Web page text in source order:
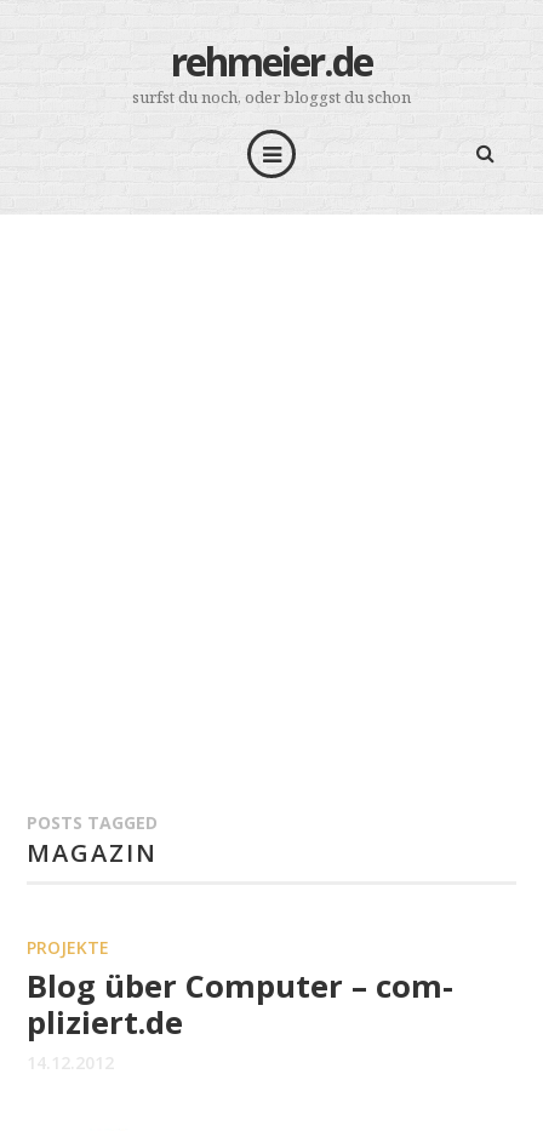
rehmeier.de
surfst du noch, oder bloggst du schon
POSTS TAGGED
MAGAZIN
PROJEKTE
Blog über Computer – com-
pliziert.de
14.12.2012